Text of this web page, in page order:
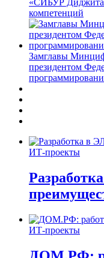
компетенций
Замглавы
президентом
ИТ-проекты
ИТ-проекты